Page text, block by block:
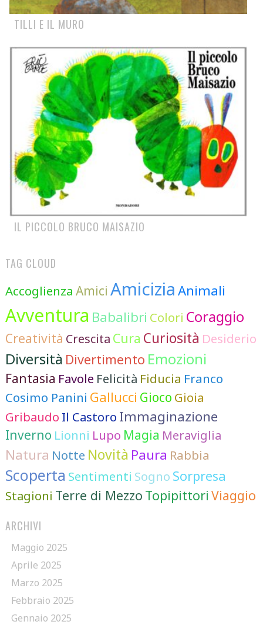
TILLI E IL MURO
IL PICCOLO BRUCO MAISAZIO
TAG CLOUD
Accoglienza Amici Amicizia Animali
Avventura Babalibri Colori Coraggio
Creatività Crescita Cura Curiosità Desiderio
Diversità Divertimento Emozioni
Fantasia Favole Felicità Fiducia Franco
Cosimo Panini Gallucci Gioco Gioia
Gribaudo Il Castoro Immaginazione
Inverno Lionni Lupo Magia Meraviglia
Natura Notte Novità Paura Rabbia
Scoperta Sentimenti Sogno Sorpresa
Stagioni Terre di Mezzo Topipittori Viaggio
ARCHIVI
Maggio 2025
Aprile 2025
Marzo 2025
Febbraio 2025
Gennaio 2025